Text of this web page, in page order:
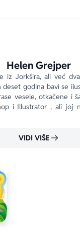
Helen Grejper
iz Jorkšira, ali već
deset godina bavi se
vesele, otkačene i
i Illustrator , ali joj
VIDI VIŠE